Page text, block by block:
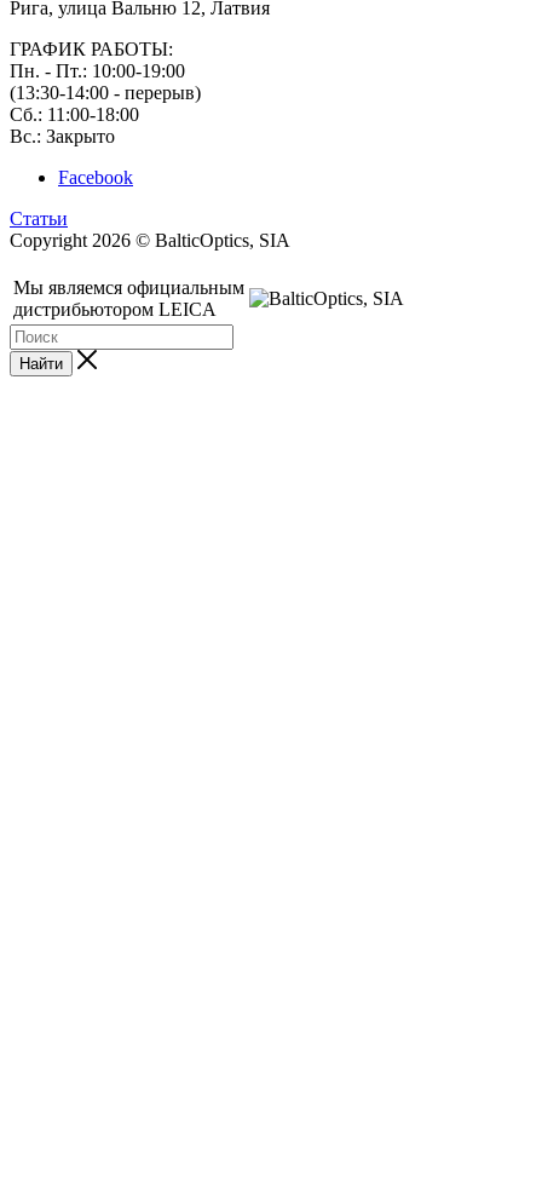
Рига, улица Вальню 12, Латвия
ГРАФИК РАБОТЫ:
Пн. - Пт.: 10:00-19:00
(13:30-14:00 - перерыв)
Сб.: 11:00-18:00
Вс.: Закрыто
Facebook
Статьи
Copyright 2026 © BalticOptics, SIA
Мы являемся официальным
дистрибьютором LEICA
Найти